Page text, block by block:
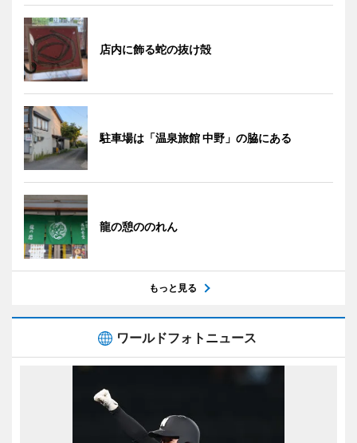
店内に飾る蛇の抜け殻
駐車場は「温泉旅館 中野」の脇にある
龍の憩ののれん
もっと見る
ワールドフォトニュース